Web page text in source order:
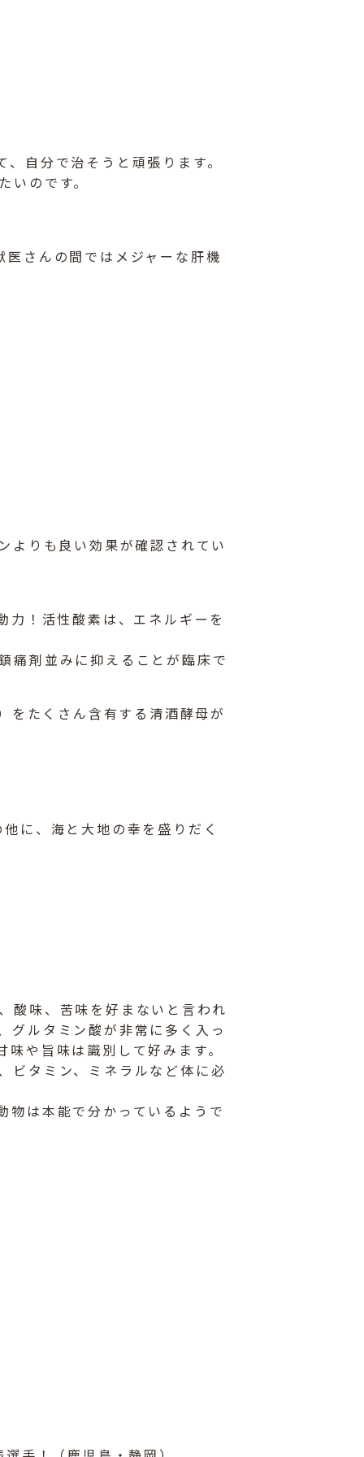
自分で治そうと頑張ります。
いのです。
さんの間ではメジャーな肝機
よりも良い効果が確認されてい
力！活性酸素は、エネルギーを
痛剤並みに抑えることが臨床で
をたくさん含有する清酒酵母が
に、海と大地の幸を盛りだく
酸味、苦味を好まないと言われ
グルタミン酸が非常に多く入っ
や旨味は識別して好みます。
ビタミン、ミネラルなど体に必
物は本能で分かっているようで